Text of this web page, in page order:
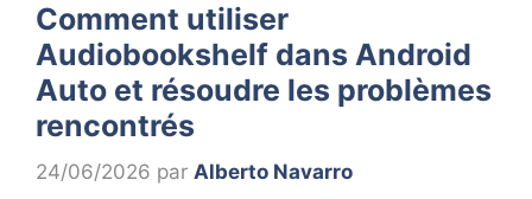
Comment utiliser
Audiobookshelf dans Android
Auto et résoudre les problèmes
rencontrés
24/06/2026 par Alberto Navarro